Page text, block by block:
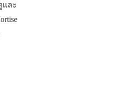
และ